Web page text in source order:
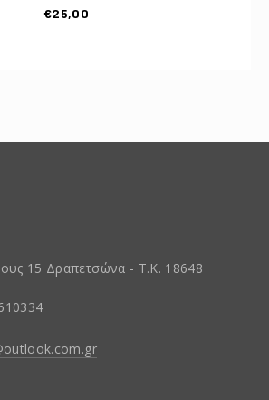
€25,00
15 Δραπετσώνα - Τ.Κ. 18648